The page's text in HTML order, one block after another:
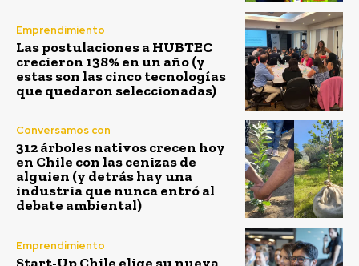
Emprendimiento
Las postulaciones a HUBTEC
crecieron 138% en un año (y
estas son las cinco tecnologías
que quedaron seleccionadas)
Conversamos con
312 árboles nativos crecen hoy
en Chile con las cenizas de
alguien (y detrás hay una
industria que nunca entró al
debate ambiental)
Emprendimiento